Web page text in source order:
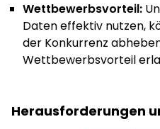
Wettbewerbsvorteil:
Daten effektiv nutzen,
der Konkurrenz
Wettbewerbsvorteil
Herausforderungen